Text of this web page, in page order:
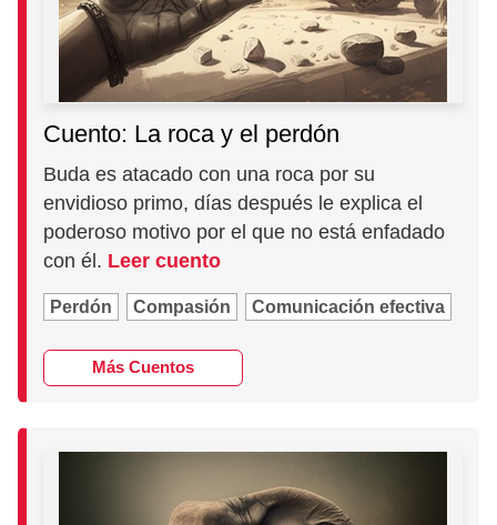
Cuento: La roca y el perdón
Buda es atacado con una roca por su
envidioso primo, días después le explica el
poderoso motivo por el que no está enfadado
con él. Leer cuento
Perdón Compasión Comunicación efectiva
Más Cuentos